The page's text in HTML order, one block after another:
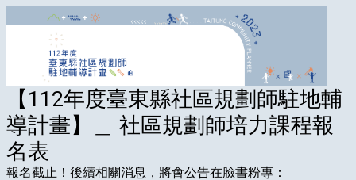
【112年度臺東縣社區規劃師駐地輔
導計畫】＿ 社區規劃師培力課程報
名表
報名截止！後續相關消息，將會公告在臉書粉專：